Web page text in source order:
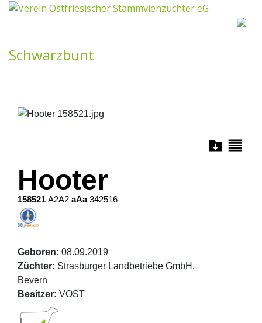
Schwarzbunt
Hooter
158521 A2A2 aAa 342516
Geboren: 08.09.2019
Züchter: Strasburger Landbetriebe GmbH,
Bevern
Besitzer: VOST
×
❯
null -